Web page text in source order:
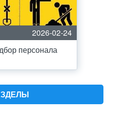
2026-02-24
персонала